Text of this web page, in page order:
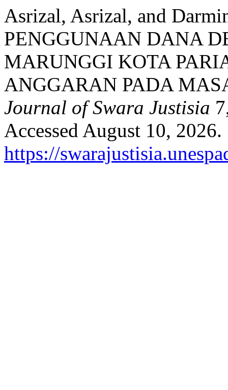
Asrizal, Asrizal, and
PENGGUNAAN DANA
MARUNGGI KOTA
ANGGARAN PADA
Journal of Swara Justisia
Accessed August 10, 2026.
https://